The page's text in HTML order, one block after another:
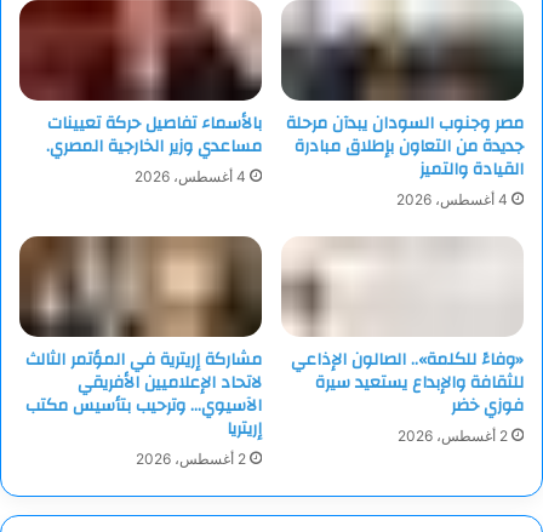
مصر وجنوب السودان يبدآن مرحلة
جديدة من التعاون بإطلاق مبادرة
القيادة والتميز
4 أغسطس، 2026
بالأسماء تفاصيل حركة تعيينات
مساعدي وزير الخارجية المصري.
4 أغسطس، 2026
«وفاءً للكلمة».. الصالون الإذاعي
للثقافة والإبداع يستعيد سيرة
فوزي خضر
2 أغسطس، 2026
مشاركة إريترية في المؤتمر الثالث
لاتحاد الإعلاميين الأفريقي
الآسيوي… وترحيب بتأسيس مكتب
إريتريا
2 أغسطس، 2026